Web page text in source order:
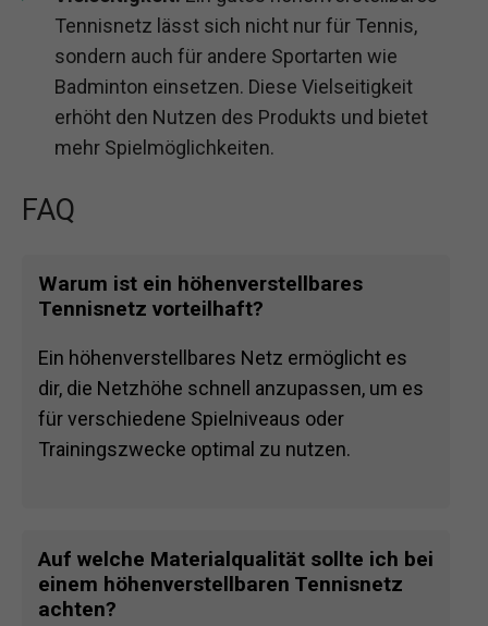
Tennisnetz lässt sich nicht nur für Tennis,
sondern auch für andere Sportarten wie
Badminton einsetzen. Diese Vielseitigkeit
erhöht den Nutzen des Produkts und bietet
mehr Spielmöglichkeiten.
FAQ
Warum ist ein höhenverstellbares
Tennisnetz vorteilhaft?
Ein höhenverstellbares Netz ermöglicht es
dir, die Netzhöhe schnell anzupassen, um es
für verschiedene Spielniveaus oder
Trainingszwecke optimal zu nutzen.
Auf welche Materialqualität sollte ich bei
einem höhenverstellbaren Tennisnetz
achten?